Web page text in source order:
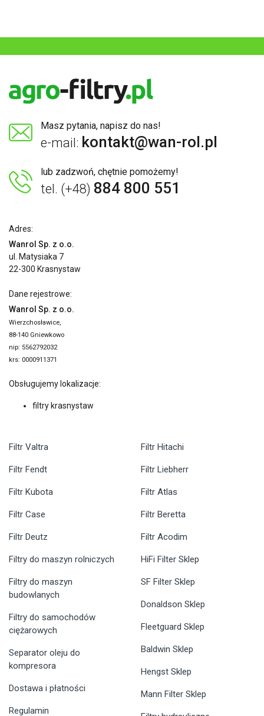
Masz pytania, napisz do nas!
e-mail: kontakt@wan-rol.pl
lub zadzwoń, chętnie pomożemy!
tel. (+48) 884 800 551
Adres:
Wanrol Sp. z o.o.
ul. Matysiaka 7
22-300 Krasnystaw
Dane rejestrowe:
Wanrol Sp. z o.o.
Wierzchosławice,
88-140 Gniewkowo
nip: 5562792032
krs: 0000911371
Obsługujemy lokalizacje:
filtry krasnystaw
Filtr Valtra
Filtr Fendt
Filtr Kubota
Filtr Case
Filtr Deutz
Filtr Hitachi
Filtr Liebherr
Filtr Atlas
Filtr Beretta
Filtr Acodim
Filtry do maszyn rolniczych
Filtry do maszyn
budowlanych
Filtry do samochodów
ciężarowych
Separator oleju do
kompresora
Dostawa i płatności
Regulamin
HiFi Filter Sklep
SF Filter Sklep
Donaldson Sklep
Fleetguard Sklep
Baldwin Sklep
Hengst Sklep
Mann Filter Sklep